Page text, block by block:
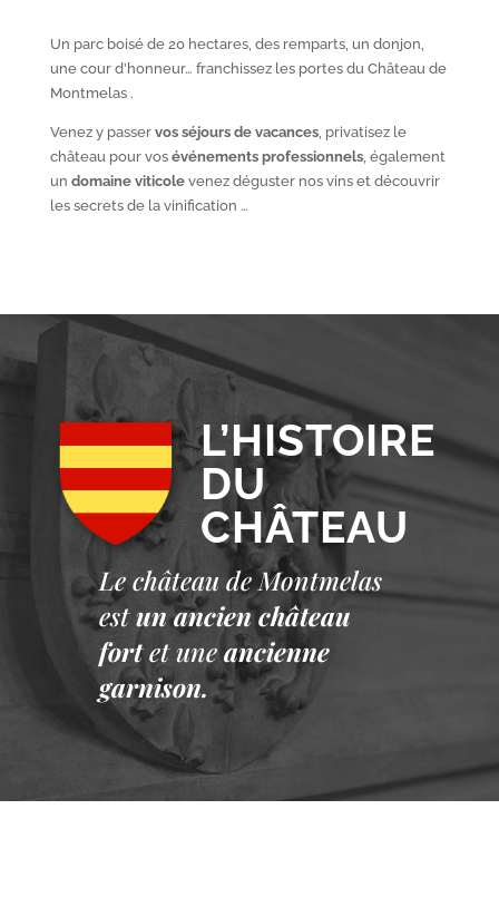
Un parc boisé de 20 hectares, des remparts, un donjon,
une cour d’honneur… franchissez les portes du Château de
Montmelas .
Venez y passer vos séjours de vacances, privatisez le
château pour vos événements professionnels, également
un domaine viticolevenez déguster nos vins et découvrir
les secrets de la vinification …
L’HISTOIRE
DU
CHÂTEAU
Le château de Montmelas
est un ancien château
fort et une ancienne
garnison.